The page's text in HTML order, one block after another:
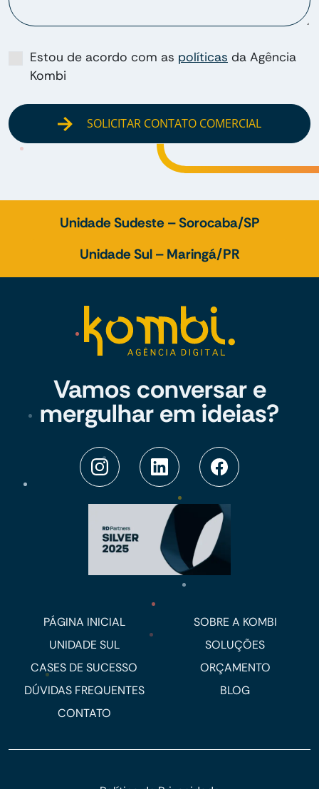
Estou de acordo com as políticas da Agência
Kombi
SOLICITAR CONTATO COMERCIAL
Unidade Sudeste – Sorocaba/SP
Unidade Sul – Maringá/PR
Vamos conversar e
mergulhar em ideias?
PÁGINA INICIAL
SOBRE A KOMBI
UNIDADE SUL
SOLUÇÕES
CASES DE SUCESSO
ORÇAMENTO
DÚVIDAS FREQUENTES
BLOG
CONTATO